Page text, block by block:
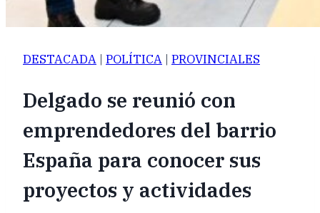
DESTACADA | POLÍTICA | PROVINCIALES
Delgado se reunió con
emprendedores del barrio
España para conocer sus
proyectos y actividades